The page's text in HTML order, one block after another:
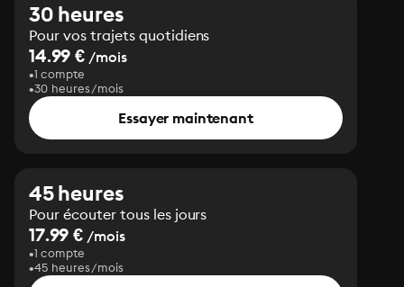
30 heures
Pour vos trajets quotidiens
14.99 € /mois
1 compte
30 heures/mois
Essayer maintenant
45 heures
Pour écouter tous les jours
17.99 € /mois
1 compte
45 heures/mois